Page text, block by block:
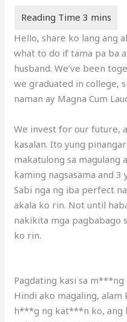
Hello, share ko lang ang
what to do if tama pa ba
husband. We’ve been
we graduated in college,
naman ay Magna Cum
We invest for our future,
kasalan. Ito yung
makatulong sa magulang
kaming nagsasama and 3
Sabi nga ng iba perfect
akala ko rin. Not until
nakikita mga pagbabago
ko rin.
Pagdating kasi sa
Hindi ako magaling, alam
h***g ng kat***n ko, ang